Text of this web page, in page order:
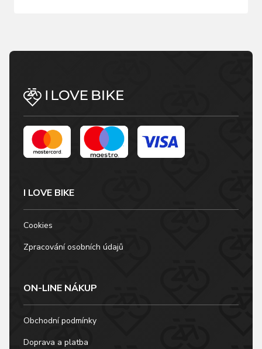
I LOVE BIKE
Cookies
Zpracování osobních údajů
ON-LINE NÁKUP
Obchodní podmínky
Doprava a platba